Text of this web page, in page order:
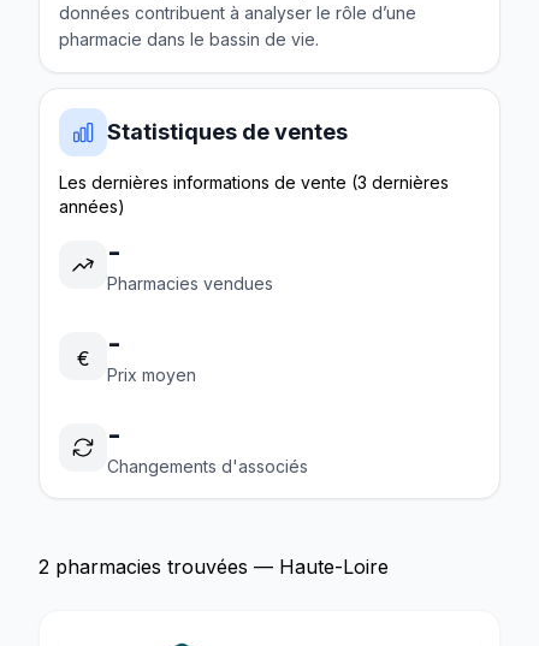
données contribuent à analyser le rôle d’une
pharmacie dans le bassin de vie.
Statistiques de ventes
Les dernières informations de vente (3 dernières
années)
-
Pharmacies vendues
€ -
Prix moyen
-
Changements d'associés
2 pharmacies trouvées — Haute-Loire